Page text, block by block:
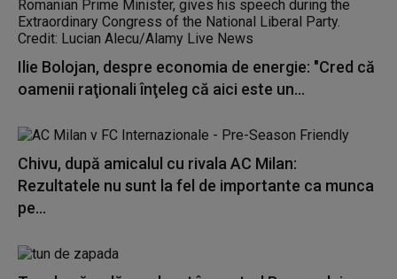
Ilie Bolojan, despre economia de energie: "Cred că
oamenii raţionali înţeleg că aici este un...
Chivu, după amicalul cu rivala AC Milan:
Rezultatele nu sunt la fel de importante ca munca
pe...